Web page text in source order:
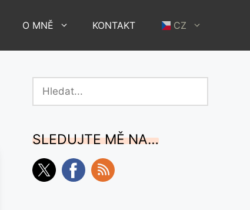
O MNĚ KONTAKT CZ
SLEDUJTE MĚ NA…